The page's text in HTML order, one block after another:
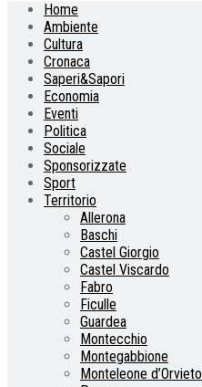
Home
Ambiente
Cultura
Cronaca
Saperi&Sapori
Economia
Eventi
Politica
Sociale
Sponsorizzate
Sport
Territorio
Allerona
Baschi
Castel Giorgio
Castel Viscardo
Fabro
Ficulle
Guardea
Montecchio
Montegabbione
Monteleone d’Orvieto